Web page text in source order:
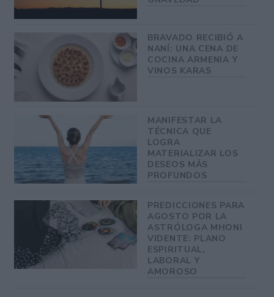
BRAVADO RECIBIÓ A
NANÍ: UNA CENA DE
COCINA ARMENIA Y
VINOS KARAS
MANIFESTAR LA
TÉCNICA QUE
LOGRA
MATERIALIZAR LOS
DESEOS MÁS
PROFUNDOS
PREDICCIONES PARA
AGOSTO POR LA
ASTRÓLOGA MHONI
VIDENTE: PLANO
ESPIRITUAL,
LABORAL Y
AMOROSO